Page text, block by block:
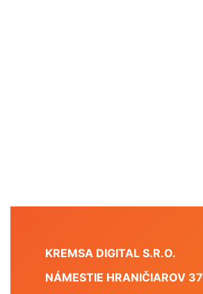
KREMSA DIGITAL S.R.O.
NÁMESTIE HRANIČIAROV 37